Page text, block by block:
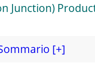
Junction)
[+]